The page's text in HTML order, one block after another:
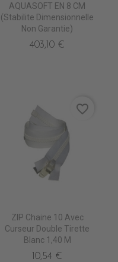
AQUASOFT EN 8 CM
(stabilite Dimensionnelle
Non Garantie)
403,10 €
ZIP Chaine 10 Avec
Curseur Double Tirette
Blanc 1,40 M
10,54 €
favorite_border